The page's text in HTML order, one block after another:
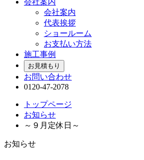
会社案内
会社案内
代表挨拶
ショールーム
お支払い方法
施工事例
お見積もり
お問い合わせ
0120-47-2078
トップページ
お知らせ
～９月定休日～
お知らせ